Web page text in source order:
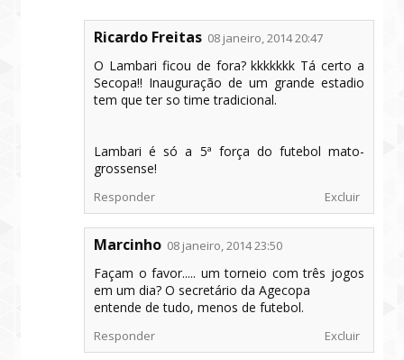
Ricardo Freitas 08 janeiro, 2014 20:47
O Lambari ficou de fora? kkkkkkk Tá certo a
Secopa!! Inauguração de um grande estadio
tem que ter so time tradicional.
Lambari é só a 5ª força do futebol mato-
grossense!
Responder Excluir
Marcinho 08 janeiro, 2014 23:50
Façam o favor..... um torneio com três jogos
em um dia? O secretário da Agecopa
entende de tudo, menos de futebol.
Responder Excluir